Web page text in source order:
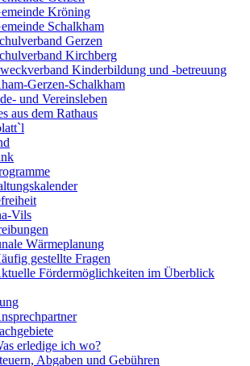
Kröning
Schalkham
Gerzen
Kirchberg
Kinderbildung und -betreuung
Gerzen-Schalkham
und Vereinsleben
aus dem Rathaus
Vils
Wärmeplanung
gestellte Fragen
Fördermöglichkeiten im Überblick
erledige ich wo?
Abgaben und Gebühren